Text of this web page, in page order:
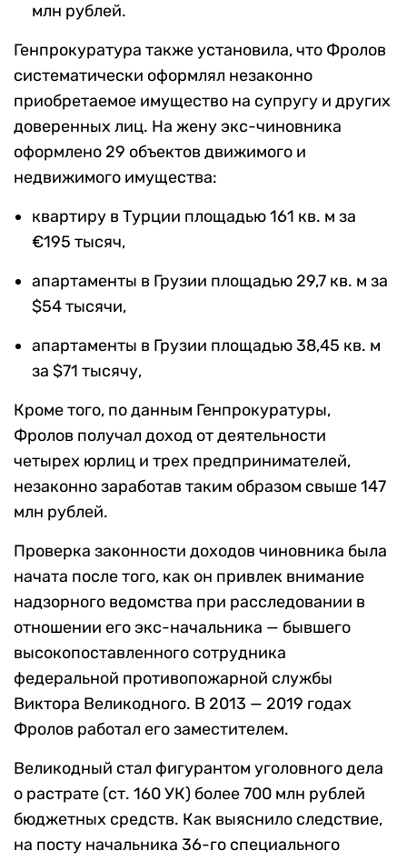
млн рублей.
Генпрокуратура также установила, что Фролов
систематически оформлял незаконно
приобретаемое имущество на супругу и других
доверенных лиц. На жену экс-чиновника
оформлено 29 объектов движимого и
недвижимого имущества:
квартиру в Турции площадью 161 кв. м за
€195 тысяч,
апартаменты в Грузии площадью 29,7 кв. м за
$54 тысячи,
апартаменты в Грузии площадью 38,45 кв. м
за $71 тысячу,
Кроме того, по данным Генпрокуратуры,
Фролов получал доход от деятельности
четырех юрлиц и трех предпринимателей,
незаконно заработав таким образом свыше 147
млн рублей.
Проверка законности доходов чиновника была
начата после того, как он привлек внимание
надзорного ведомства при расследовании в
отношении его экс-начальника — бывшего
высокопоставленного сотрудника
федеральной противопожарной службы
Виктора Великодного. В 2013 — 2019 годах
Фролов работал его заместителем.
Великодный стал фигурантом уголовного дела
о растрате (ст. 160 УК) более 700 млн рублей
бюджетных средств. Как выяснило следствие,
на посту начальника 36-го специального